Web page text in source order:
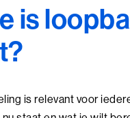
is
is relevant voor